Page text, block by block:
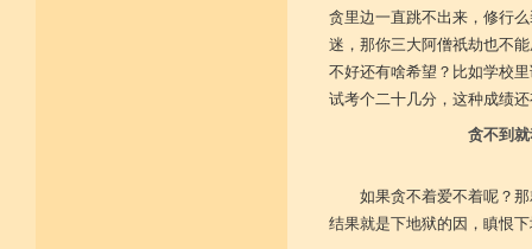
贪里边一直跳不出来，修行
迷，那你三大阿僧祇劫也不
不好还有啥希望？比如学校
试考个二十几分，这种成绩
贪不到
如果贪不着爱不着呢？
结果就是下地狱的因，瞋恨